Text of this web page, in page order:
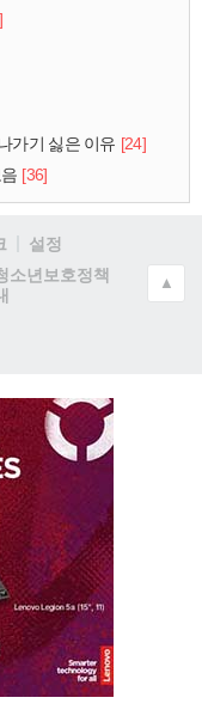
가기 싫은 이유 [24]
[36]
설정
소년보호정책
▲